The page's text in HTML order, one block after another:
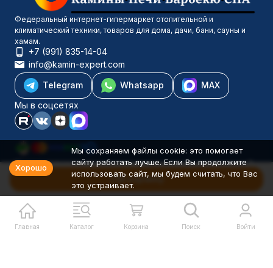
В корзину
Главная Каталог Корзина Поиск Войти
Федеральный интернет-гипермаркет отопительной и
климатический техники, товаров для дома, дачи, бани, сауны и
хамам.
+7 (991) 835-14-04
info@kamin-expert.com
Telegram
Whatsapp
MAX
Мы в соцсетях
Каталог товаров
Компания
Информация
Политика персональных данных
© 2001-2026 Камин-Эксперт ИП Понюхов В. А. ОГРНИП
326527500040181
Хорошо
Мы сохраняем файлы cookie: это помогает
сайту работать лучше. Если Вы продолжите
использовать сайт, мы будем считать, что Вас
это устраивает.